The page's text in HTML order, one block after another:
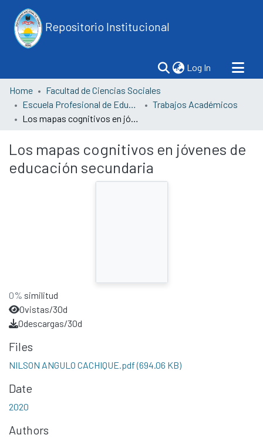
Repositorio Institucional
Log In (current)
Home
Facultad de Ciencias Sociales
Escuela Profesional de Educación
Trabajos Académicos
Los mapas cognitivos en jóvenes de educación secundaria
Los mapas cognitivos en jóvenes de
educación secundaria
0% similitud
0vistas/30d
0descargas/30d
Files
NILSON ANGULO CACHIQUE.pdf(694.06 KB)
Date
2020
Authors